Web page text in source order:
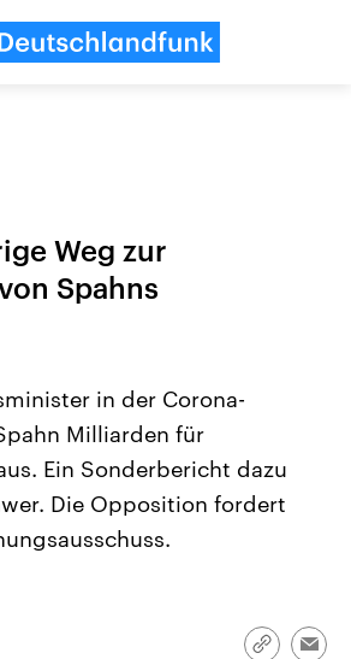
und
Staaten zu
der Erde,
das
Aktuelle Lage und
Der Überfall der
Terrororganisation Hamas
Oktober 2023 auf Israel
Region wieder die Gewalt
Israel möchte die Hamas
Weg zur
Spahns
in der Corona-
Milliarden für
Ein Sonderbericht dazu
Die Opposition fordert
Link